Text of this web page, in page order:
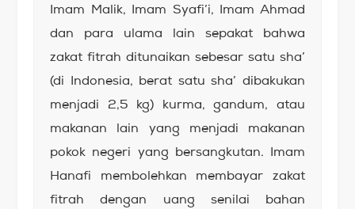
Imam Malik, Imam Syafi’i, Imam Ahmad
dan para ulama lain sepakat bahwa
zakat fitrah ditunaikan sebesar satu sha’
(di Indonesia, berat satu sha’ dibakukan
menjadi 2,5 kg) kurma, gandum, atau
makanan lain yang menjadi makanan
pokok negeri yang bersangkutan. Imam
Hanafi membolehkan membayar zakat
fitrah dengan uang senilai bahan